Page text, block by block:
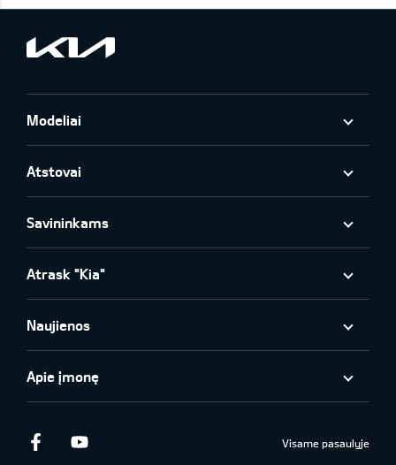
Modeliai
Atstovai
Savininkams
Atrask "Kia"
Naujienos
Apie įmonę
Facebook Visame pasaulyje